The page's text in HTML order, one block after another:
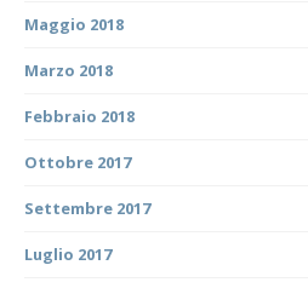
Maggio 2018
Marzo 2018
Febbraio 2018
Ottobre 2017
Settembre 2017
Luglio 2017